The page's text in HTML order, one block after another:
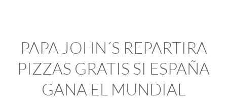
PAPA JOHN´S REPARTIRA
PIZZAS GRATIS SI ESPAÑA
GANA EL MUNDIAL